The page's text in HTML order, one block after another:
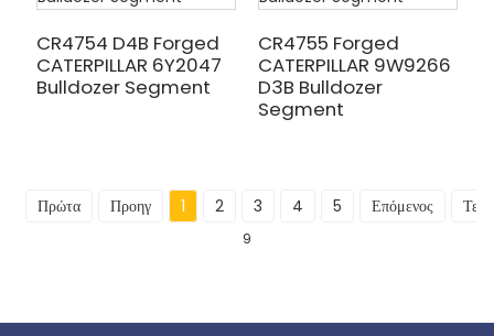
CR4754 D4B Forged
CATERPILLAR 6Y2047
Bulldozer Segment
CR4755 Forged
CATERPILLAR 9W9266
D3B Bulldozer
Segment
Πρώτα Προηγ 1 2 3 4 5 Επόμενος
9